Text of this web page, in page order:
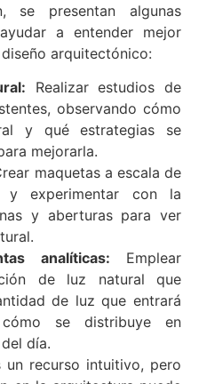
se presentan algunas
a entender mejor
arquitectónico:
Realizar estudios de
observando cómo
y qué estrategias se
mejorarla.
maquetas a escala de
y experimentar con la
y aberturas para ver
analíticas: Emplear
de luz natural que
de luz que entrará
se distribuye en
día.
recurso intuitivo, pero